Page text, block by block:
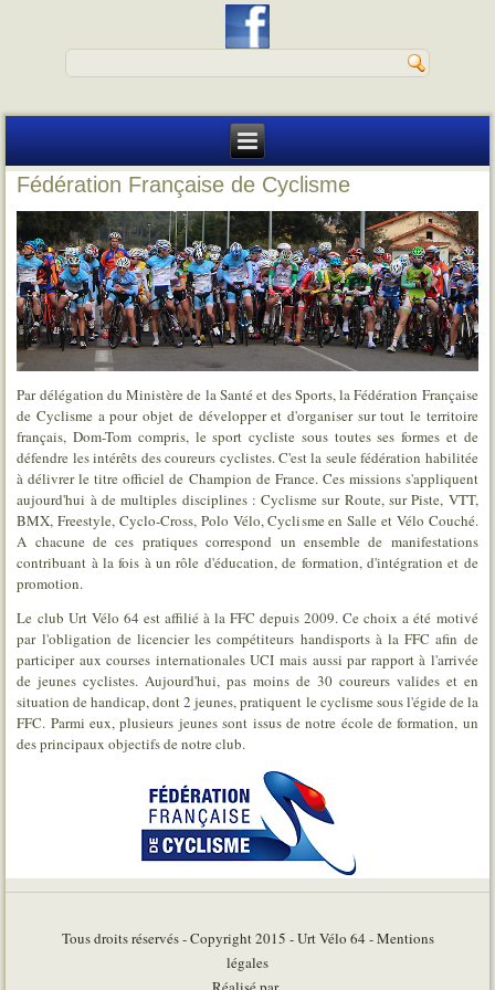
Fédération Française de Cyclisme
Par délégation du Ministère de la Santé et des Sports, la Fédération Française
de Cyclisme a pour objet de développer et d'organiser sur tout le territoire
français, Dom-Tom compris, le sport cycliste sous toutes ses formes et de
défendre les intérêts des coureurs cyclistes. C'est la seule fédération habilitée
à délivrer le titre officiel de Champion de France. Ces missions s'appliquent
aujourd'hui à de multiples disciplines : Cyclisme sur Route, sur Piste, VTT,
BMX, Freestyle, Cyclo-Cross, Polo Vélo, Cyclisme en Salle et Vélo Couché.
A chacune de ces pratiques correspond un ensemble de manifestations
contribuant à la fois à un rôle d'éducation, de formation, d'intégration et de
promotion.
Le club Urt Vélo 64 est affilié à la FFC depuis 2009. Ce choix a été motivé
par l'obligation de licencier les compétiteurs handisports à la FFC afin de
participer aux courses internationales UCI mais aussi par rapport à l'arrivée
de jeunes cyclistes. Aujourd'hui, pas moins de 30 coureurs valides et en
situation de handicap, dont 2 jeunes, pratiquent le cyclisme sous l'égide de la
FFC. Parmi eux, plusieurs jeunes sont issus de notre école de formation, un
des principaux objectifs de notre club.
Tous droits réservés - Copyright 2015 - Urt Vélo 64 - Mentions
légales